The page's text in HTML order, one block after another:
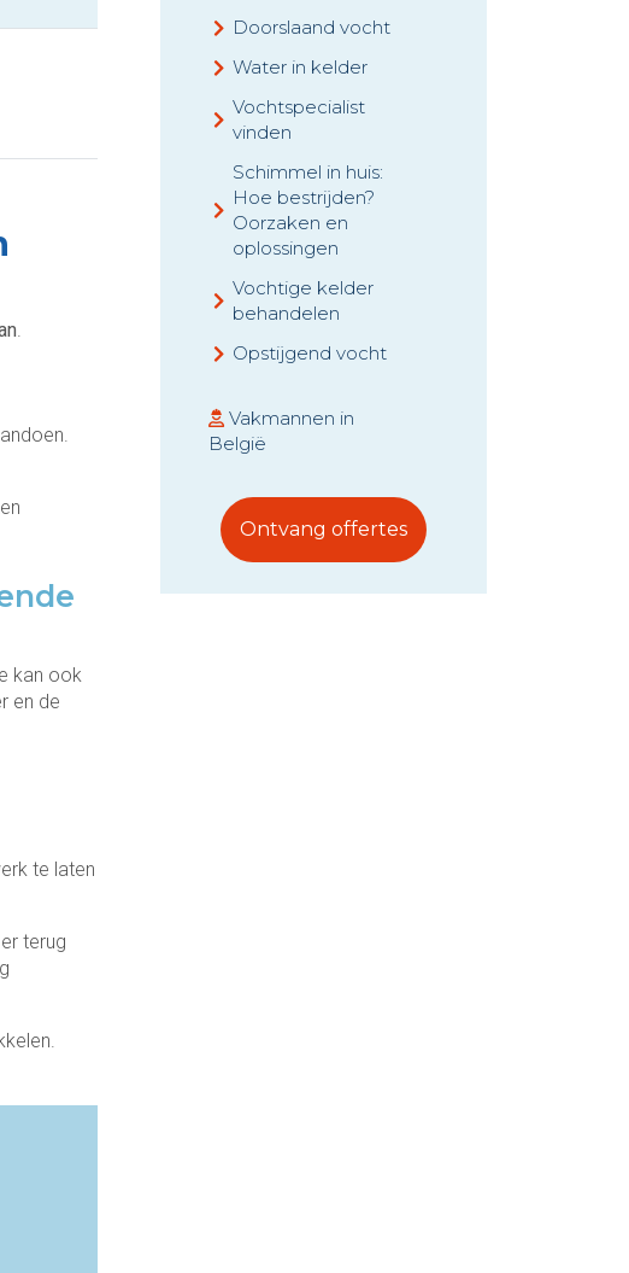
.
kan ook
en de
te laten
terug
Doorslaand vocht
Water in kelder
Vochtspecialist
vinden
Schimmel in huis:
Hoe bestrijden?
Oorzaken en
oplossingen
Vochtige kelder
behandelen
Opstijgend vocht
Vakmannen in
België
Ontvang offertes